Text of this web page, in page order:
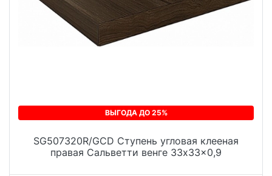
ВЫГОДА ДО 25%
SG507320R/GCD Ступень угловая клееная
правая Сальветти венге 33x33x0,9